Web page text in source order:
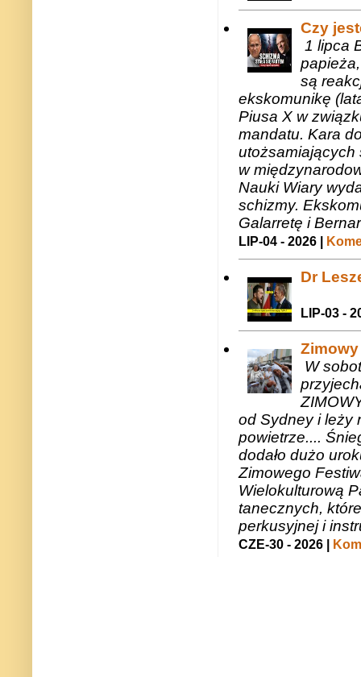
Czy
1 lipca
są
ekskomunikę
Piusa X w
mandatu. Kara
utożsamiających
w
Nauki Wiary
schizmy.
Galarretę i
LIP-04 - 2026 |
Dr
LIP-03 -
W
od Sydney i leży
powietrze....
dodało dużo
Zimowego
Wielokulturową
tanecznych,
perkusyjnej i
CZE-30 - 2026 |